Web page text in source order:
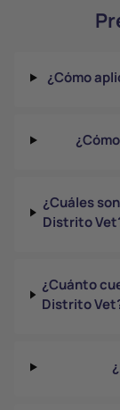
¿Cómo
¿Cuáles
Distrito
¿Cuánto
Distrito